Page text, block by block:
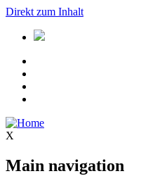
Direkt zum Inhalt
X
Main navigation